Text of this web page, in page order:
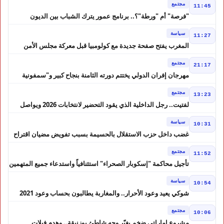
11:45 مجتمع
"فرصة" أم "ورطة"؟.. برنامج عمور يترك الشباب بين الديون
11:27 سياسة
المغرب يفتح صفحة جديدة مع كولومبيا قبل معركة مجلس الأمن
21:17 مجتمع
مهرجان إفران الدولي يختتم دورته الثامنة بنجاح كبير و"سمفونية
13:23 مجتمع
لفتيت.. رجل الداخلية الذي يقود التحضير لانتخابات 2026 ويواصل
10:31 سياسة
غضب داخل حزب الاستقلال بالحسيمة بسبب تفويض مضيان اقتراح
11:52 مجتمع
تأجيل محاكمة "إسكوبار الصحراء" استئنافياً واستدعاء جميع المتهمين
10:54 سياسة
شوكي يعيد وعود الأحرار.. والمغاربة يطالبون بحساب وعود 2021
10:06 مجتمع